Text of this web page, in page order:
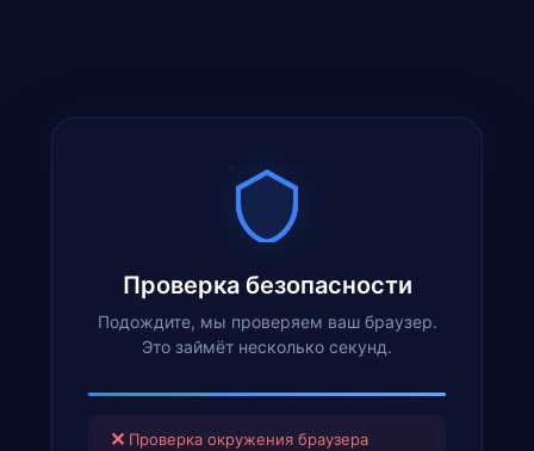
Проверка безопасности
Подождите, мы проверяем ваш браузер.
Это займёт несколько секунд.
✕ Проверка окружения браузера